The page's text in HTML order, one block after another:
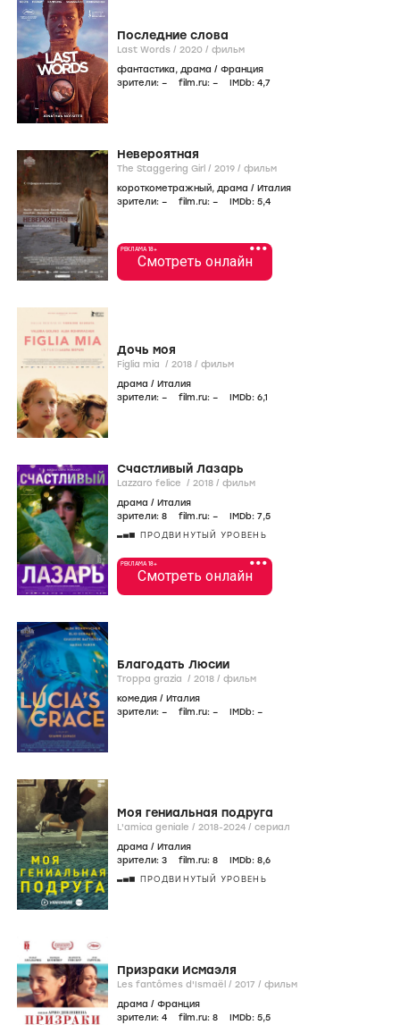
Последние слова
Last Words / 2020 / фильм
фантастика, драма / Франция
зрители: – film.ru: – IMDb: 4,7
Невероятная
The Staggering Girl / 2019 / фильм
короткометражный, драма / Италия
зрители: – film.ru: – IMDb: 5,4
•••
РЕКЛАМА 18+
Смотреть онлайн
Дочь моя
Figlia mia / 2018 / фильм
драма / Италия
зрители: – film.ru: – IMDb: 6,1
Счастливый Лазарь
Lazzaro felice / 2018 / фильм
драма / Италия
зрители: 8 film.ru: – IMDb: 7,5
ПРОДВИНУТЫЙ УРОВЕНЬ
•••
РЕКЛАМА 18+
Смотреть онлайн
Благодать Люсии
Troppa grazia / 2018 / фильм
комедия / Италия
зрители: – film.ru: – IMDb: –
Моя гениальная подруга
L'amica geniale / 2018-2024 / сериал
драма / Италия
зрители: 3 film.ru: 8 IMDb: 8,6
ПРОДВИНУТЫЙ УРОВЕНЬ
Призраки Исмаэля
Les fantômes d'Ismaël / 2017 / фильм
драма / Франция
зрители: 4 film.ru: 8 IMDb: 5,5